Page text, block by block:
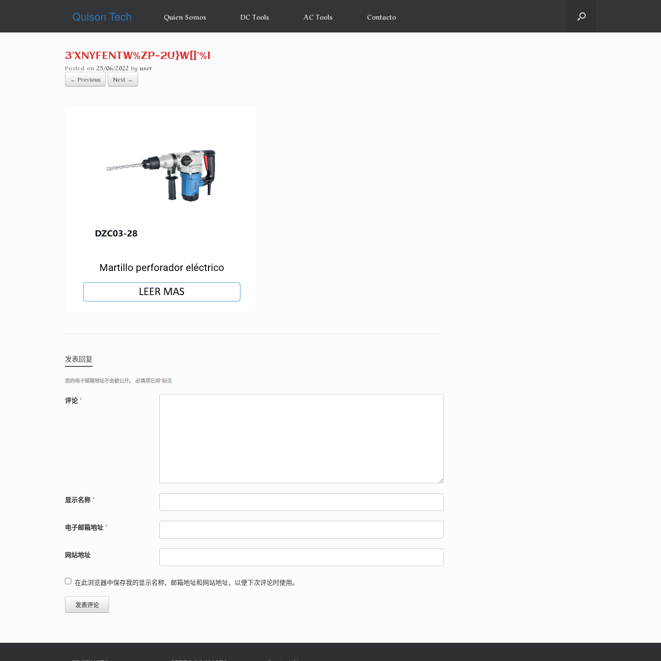
Quison Tech Quien Somos DC Tools AC Tools Contacto
3`XNYFENTW%ZP~2U}W[]`%I
Posted on 25/06/2022 by user
← Previous Next →
发表回复
您的电子邮箱地址不会被公开。 必填项已用*标注
评论*
显示名称 *
电子邮箱地址 *
网站地址
在此浏览器中保存我的显示名称、邮箱地址和网站地址，以便下次评论时使用。